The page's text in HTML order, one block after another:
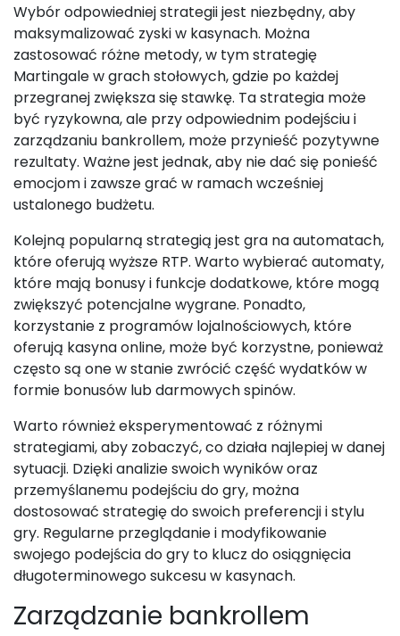
Wybór odpowiedniej strategii jest niezbędny, aby
maksymalizować zyski w kasynach. Można
zastosować różne metody, w tym strategię
Martingale w grach stołowych, gdzie po każdej
przegranej zwiększa się stawkę. Ta strategia może
być ryzykowna, ale przy odpowiednim podejściu i
zarządzaniu bankrollem, może przynieść pozytywne
rezultaty. Ważne jest jednak, aby nie dać się ponieść
emocjom i zawsze grać w ramach wcześniej
ustalonego budżetu.
Kolejną popularną strategią jest gra na automatach,
które oferują wyższe RTP. Warto wybierać automaty,
które mają bonusy i funkcje dodatkowe, które mogą
zwiększyć potencjalne wygrane. Ponadto,
korzystanie z programów lojalnościowych, które
oferują kasyna online, może być korzystne, ponieważ
często są one w stanie zwrócić część wydatków w
formie bonusów lub darmowych spinów.
Warto również eksperymentować z różnymi
strategiami, aby zobaczyć, co działa najlepiej w danej
sytuacji. Dzięki analizie swoich wyników oraz
przemyślanemu podejściu do gry, można
dostosować strategię do swoich preferencji i stylu
gry. Regularne przeglądanie i modyfikowanie
swojego podejścia do gry to klucz do osiągnięcia
długoterminowego sukcesu w kasynach.
Zarządzanie bankrollem